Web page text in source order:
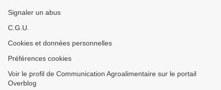
Signaler un abus
C.G.U.
Cookies et données personnelles
Préférences cookies
Voir le profil de Communication Agroalimentaire sur le portail
Overblog